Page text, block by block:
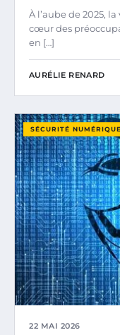
À l’aube de 2025,
cœur des
en […]
AURÉLIE RENARD
SÉCURITÉ NUMÉRIQUE
22 MAI 2026